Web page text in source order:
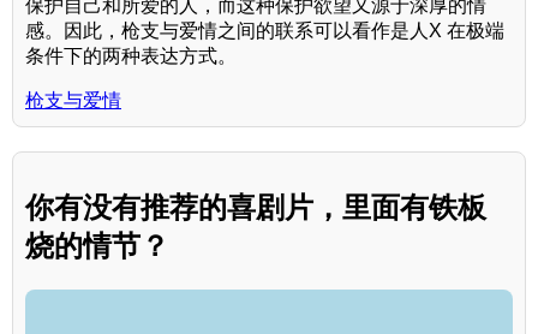
保护自己和所爱的人，而这种保护欲望又源于深厚的情
感。因此，枪支与爱情之间的联系可以看作是人X 在极端
条件下的两种表达方式。
枪支与爱情
你有没有推荐的喜剧片，里面有铁板
烧的情节？